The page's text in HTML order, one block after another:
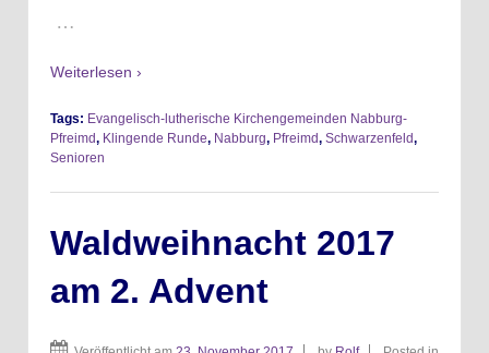
…
Weiterlesen ›
Tags: Evangelisch-lutherische Kirchengemeinden Nabburg-
Pfreimd, Klingende Runde, Nabburg, Pfreimd, Schwarzenfeld,
Senioren
Waldweihnacht 2017
am 2. Advent